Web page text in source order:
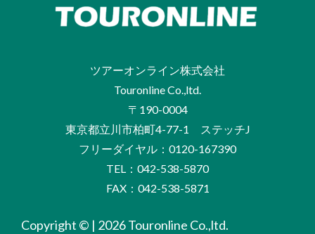
ツアーオンライン株式会社
Touronline Co.,ltd.
〒190-0004
東京都立川市柏町4-77-1 ステッチJ
フリーダイヤル：0120-167390
TEL：042-538-5870
FAX：042-538-5871
Copyright © | 2026 Touronline Co.,ltd.